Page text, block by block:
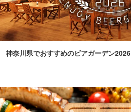
神奈川県でおすすめのビアガーデン2026